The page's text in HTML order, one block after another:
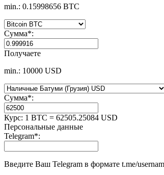
min.: 0.15998656 BTC
Сумма*:
Получаете
min.: 10000 USD
Сумма*:
Курс: 1 BTC = 62505.25084 USD
Персональные данные
Telegram*:
Введите Ваш Telegram в формате t.me/